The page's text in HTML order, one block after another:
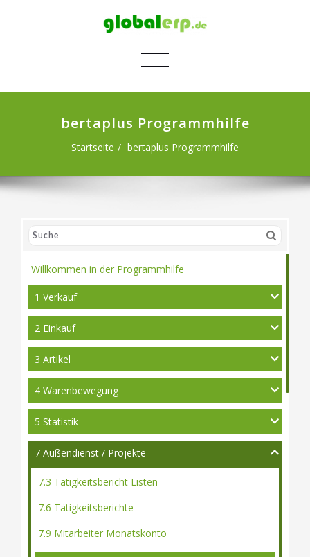
SCHALTE NAVIGATION
bertaplus Programmhilfe
Startseite bertaplus Programmhilfe
Willkommen in der Programmhilfe
1 Verkauf
2 Einkauf
3 Artikel
4 Warenbewegung
5 Statistik
7 Außendienst / Projekte
7.3 Tätigkeitsbericht Listen
7.6 Tätigkeitsberichte
7.9 Mitarbeiter Monatskonto